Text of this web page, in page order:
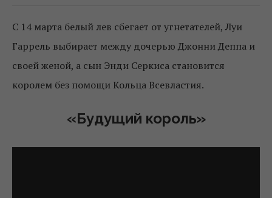
С 14 марта белый лев сбегает от угнетателей, Луи
Гаррель выбирает между дочерью Джонни Деппа и
своей женой, а сын Энди Серкиса становится
королем без помощи Кольца Всевластия.
«Будущий король»